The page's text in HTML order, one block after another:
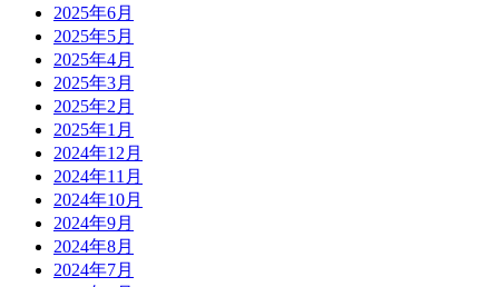
2025年6月
2025年5月
2025年4月
2025年3月
2025年2月
2025年1月
2024年12月
2024年11月
2024年10月
2024年9月
2024年8月
2024年7月